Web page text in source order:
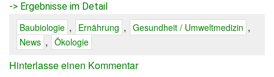
-> Ergebnisse im Detail
Baubiologie , Ernährung , Gesundheit / Umweltmedizin ,
News , Ökologie
Hinterlasse einen Kommentar